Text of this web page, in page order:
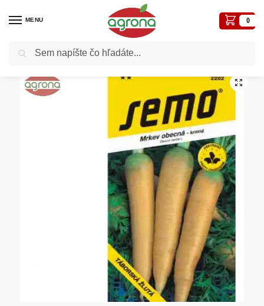
MENU 0
Domov Semená - osivá / Osivá zelenín